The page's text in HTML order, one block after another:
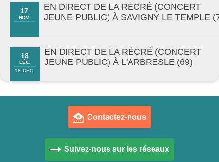
17
NOV.
EN DIRECT DE LA RÉCRÉ (CONCERT
JEUNE PUBLIC) À SAVIGNY LE TEMPLE
18
DÉC.
18 DÉC.
EN DIRECT DE LA RÉCRÉ (CONCERT
JEUNE PUBLIC) À L'ARBRESLE (69)
Contactez-nous
Suivez-nous sur les réseaux